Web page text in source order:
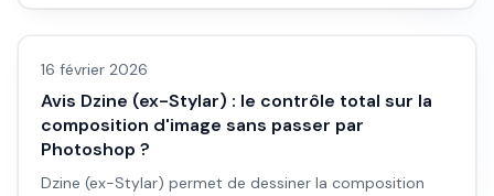
Avis outils/services
16 février 2026
Avis Dzine (ex-Stylar) : le contrôle total sur la
composition d'image sans passer par
Photoshop ?
Dzine (ex-Stylar) permet de dessiner la composition